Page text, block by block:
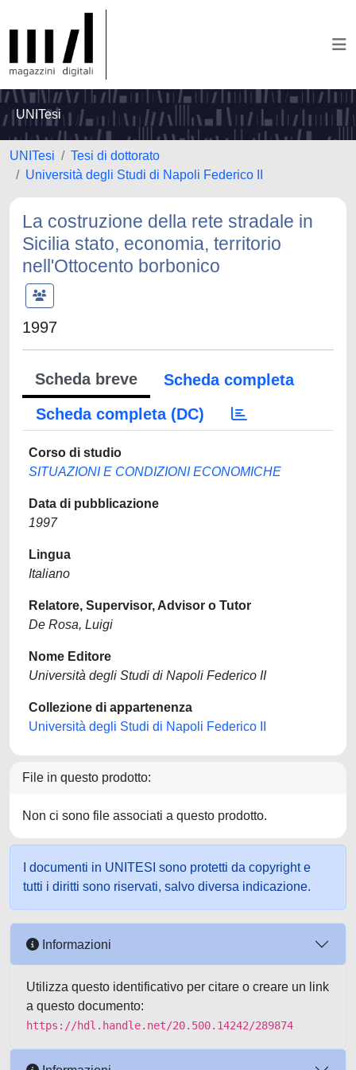
UNITesi
UNITesi
Tesi di dottorato
Università degli Studi di Napoli Federico II
La costruzione della rete stradale in
Sicilia stato, economia, territorio
nell'Ottocento borbonico
1997
Scheda breve
Scheda completa
Scheda completa (DC)
Corso di studio
SITUAZIONI E CONDIZIONI ECONOMICHE
Data di pubblicazione
1997
Lingua
Italiano
Relatore, Supervisor, Advisor o Tutor
De Rosa, Luigi
Nome Editore
Università degli Studi di Napoli Federico II
Collezione di appartenenza
Università degli Studi di Napoli Federico II
File in questo prodotto:
Non ci sono file associati a questo prodotto.
I documenti in UNITESI sono protetti da copyright e
tutti i diritti sono riservati, salvo diversa indicazione.
Informazioni
Utilizza questo identificativo per citare o creare un link
a questo documento:
https://hdl.handle.net/20.500.14242/289874